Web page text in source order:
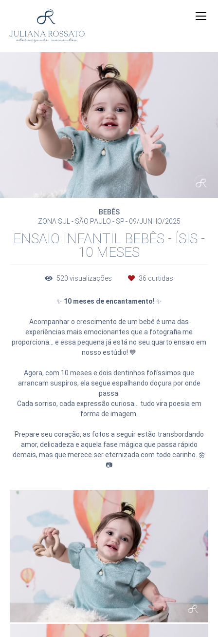
BEBÊS
ZONA SUL - SÃO PAULO - SP
09/JUNHO/2025
ENSAIO INFANTIL BEBÊS - ÍSIS -
10 MESES
520 visualizações 36 curtidas
✨ 10 meses de encantamento! ✨
Acompanhar o crescimento de um bebê é uma das
experiências mais emocionantes que a fotografia me
proporciona... e essa pequena já está no seu quarto ensaio em
nosso estúdio! 💙
Agora, com 10 meses e dois dentinhos fofíssimos que
arrancam suspiros, ela segue espalhando doçura por onde
passa.
Cada sorriso, cada expressão curiosa... tudo vira poesia em
forma de imagem.
Prepare seu coração, as fotos a seguir estão transbordando
amor, delicadeza e aquela fase mágica que passa rápido
demais, mas que merece ser eternizada com todo carinho. 🌼
📷